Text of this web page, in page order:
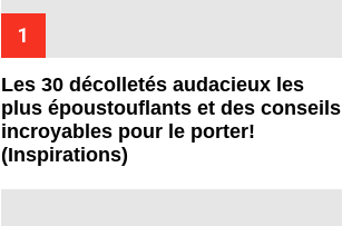
Les 30 décolletés audacieux les
plus époustouflants et des conseils
incroyables pour le porter!
(Inspirations)